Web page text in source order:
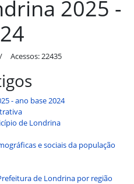
2025 -
Acessos: 22435
- ano base 2024
de Londrina
e sociais da população
de Londrina por região